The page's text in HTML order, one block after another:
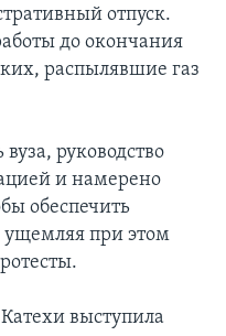
отпуск.
до окончания
распылявшие газ
руководство
и намерено
обеспечить
ущемляя при этом
выступила